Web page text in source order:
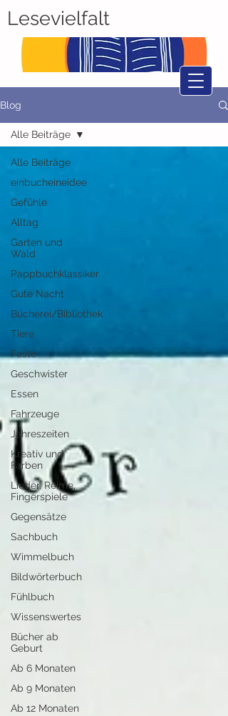
Lesevielfalt
Blog
Alle Beiträge
einbucheineidee
Gefühle
Alltag
Garten und
Wald
Pappbuchklassiker
Gute Nacht
Bücherei/Bibliothek
Tiere
Feste
Geschwister
Essen
Fahrzeuge
Jahreszeiten
Kreativ und
Farben
Lieder, Reime,
Fingerspiele
Gegensätze
Sachbuch
Wimmelbuch
Bildwörterbuch
Fühlbuch
Wissenswertes
Bücher ab
Geburt
Ab 6 Monaten
Ab 9 Monaten
Ab 12 Monaten
Alle Beiträge